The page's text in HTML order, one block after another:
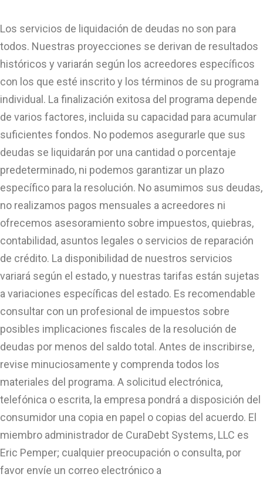
Los servicios de liquidación de deudas no son para
todos. Nuestras proyecciones se derivan de resultados
históricos y variarán según los acreedores específicos
con los que esté inscrito y los términos de su programa
individual. La finalización exitosa del programa depende
de varios factores, incluida su capacidad para acumular
suficientes fondos. No podemos asegurarle que sus
deudas se liquidarán por una cantidad o porcentaje
predeterminado, ni podemos garantizar un plazo
específico para la resolución. No asumimos sus deudas,
no realizamos pagos mensuales a acreedores ni
ofrecemos asesoramiento sobre impuestos, quiebras,
contabilidad, asuntos legales o servicios de reparación
de crédito. La disponibilidad de nuestros servicios
variará según el estado, y nuestras tarifas están sujetas
a variaciones específicas del estado. Es recomendable
consultar con un profesional de impuestos sobre
posibles implicaciones fiscales de la resolución de
deudas por menos del saldo total. Antes de inscribirse,
revise minuciosamente y comprenda todos los
materiales del programa. A solicitud electrónica,
telefónica o escrita, la empresa pondrá a disposición del
consumidor una copia en papel o copias del acuerdo. El
miembro administrador de CuraDebt Systems, LLC es
Eric Pemper; cualquier preocupación o consulta, por
favor envíe un correo electrónico a